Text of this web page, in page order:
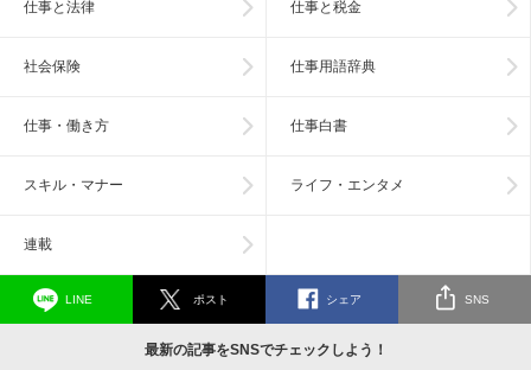
仕事と法律 仕事と税金
社会保険 仕事用語辞典
仕事・働き方 仕事白書
スキル・マナー ライフ・エンタメ
連載
LINE ポスト シェア SNS
最新の記事をSNSでチェックしよう！